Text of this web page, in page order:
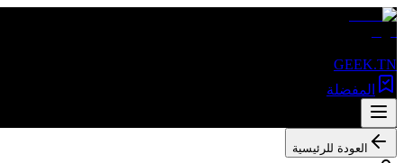
GEEK.TN
المفضلة
العودة للرئيسية